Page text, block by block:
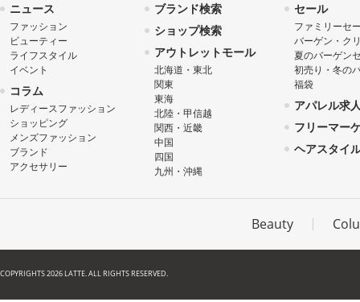
ニュース
ファッション
ビューティー
ライフスタイル
イベント
コラム
レディースファッション
ショッピング
メンズファッション
ブランド
アクセサリー
ブランド検索
ショップ検索
アウトレットモール
北海道・東北
関東
東海
北陸・甲信越
関西・近畿
中国
四国
九州・沖縄
セール
ファミリーセ
バーゲン・ク
夏のバーゲン
初売り・冬の
福袋
アパレル求
フリーマー
ヘアスタイ
Beauty
COPYRIGHTS 2026 LATTE. ALL RIGHTS RESERVED.